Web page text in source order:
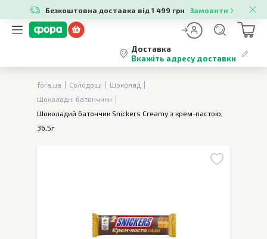
Безкоштовна доставка від 1 499 грн Замовити
Доставка
Вкажіть адресу доставки
fora.ua Солодощі
Шоколад
Шоколадні батончики
Шоколадий батончик Snickers Creamy з крем-пастою,
36,5г